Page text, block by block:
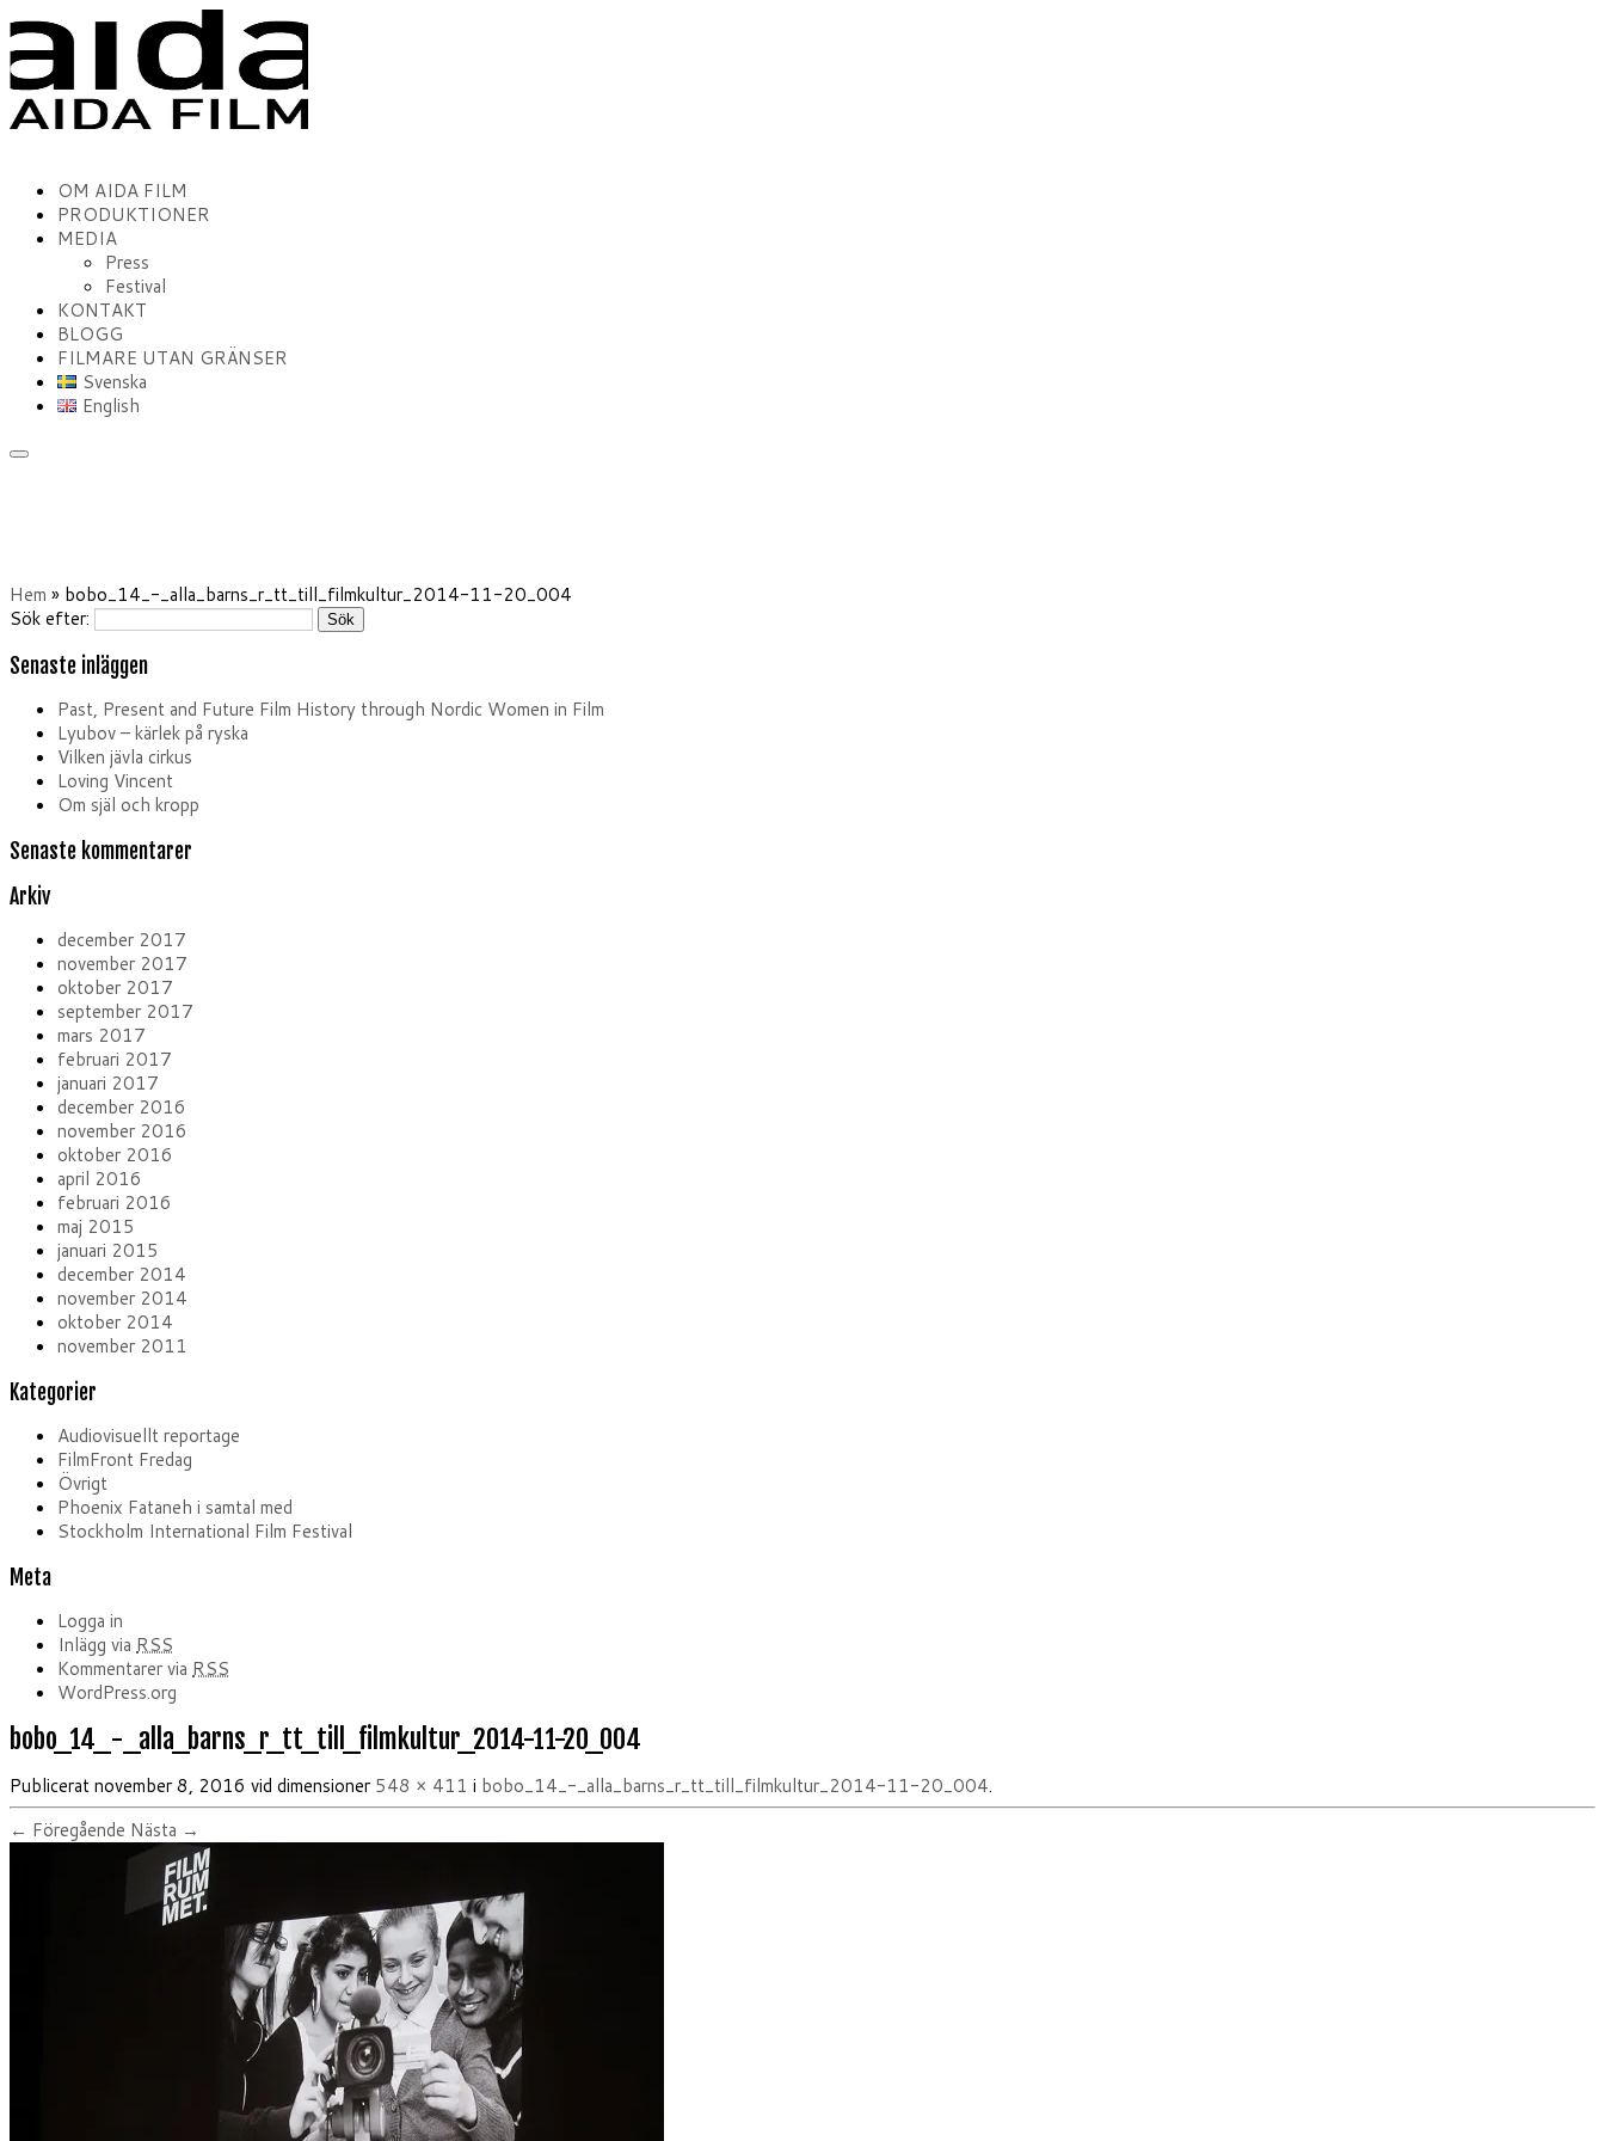
OM AIDA FILM
PRODUKTIONER
MEDIA
Press
Festival
KONTAKT
BLOGG
FILMARE UTAN GRÄNSER
Svenska
English
Hem » bobo_14_-_alla_barns_r_tt_till_filmkultur_2014-11-20_004
Sök efter:
Senaste inläggen
Past, Present and Future Film History through Nordic Women in Film
Lyubov – kärlek på ryska
Vilken jävla cirkus
Loving Vincent
Om själ och kropp
Senaste kommentarer
Arkiv
december 2017
november 2017
oktober 2017
september 2017
mars 2017
februari 2017
januari 2017
december 2016
november 2016
oktober 2016
april 2016
februari 2016
maj 2015
januari 2015
december 2014
november 2014
oktober 2014
november 2011
Kategorier
Audiovisuellt reportage
FilmFront Fredag
Övrigt
Phoenix Fataneh i samtal med
Stockholm International Film Festival
Meta
Logga in
Inlägg via RSS
Kommentarer via RSS
WordPress.org
bobo_14_-_alla_barns_r_tt_till_filmkultur_2014-11-20_004
Publiceratnovember 8, 2016 vid dimensioner548 × 411 i bobo_14_-_alla_barns_r_tt_till_filmkultur_2014-11-20_004.
← Föregående Nästa →